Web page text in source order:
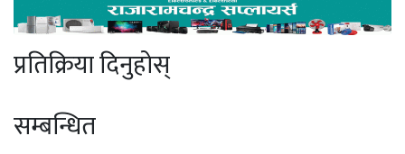
प्रतिक्रिया दिनुहोस्
सम्बन्धित